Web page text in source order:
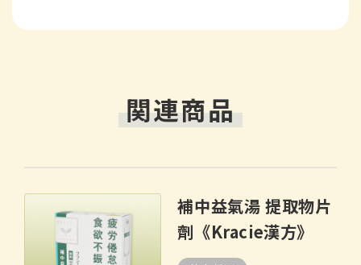
関連商品
補中益氣湯 提取物片
劑《Kracie漢方》